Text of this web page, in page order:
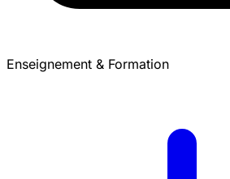
Enseignement & Formation